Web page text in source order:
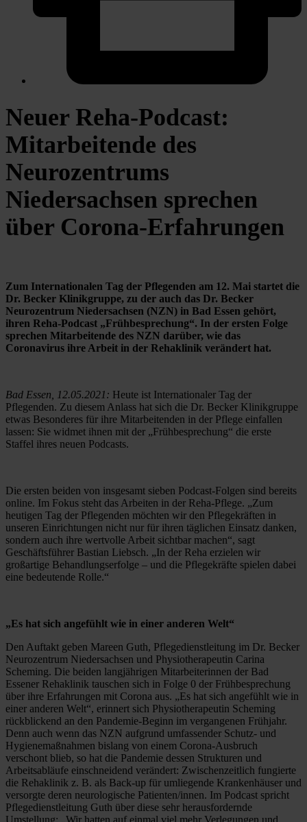
Neuer Reha-Podcast:
Mitarbeitende des
Neurozentrums
Niedersachsen sprechen
über Corona-Erfahrungen
Zum Internationalen Tag der Pflegenden am 12. Mai startet die
Dr. Becker Klinikgruppe, zu der auch das Dr. Becker
Neurozentrum Niedersachsen (NZN) in Bad Essen gehört,
ihren Reha-Podcast „Frühbesprechung“. In der ersten Folge
sprechen Mitarbeitende des NZN darüber, wie das
Coronavirus ihre Arbeit in der Rehaklinik verändert hat.
Bad Essen, 12.05.2021: Heute ist Internationaler Tag der
Pflegenden. Zu diesem Anlass hat sich die Dr. Becker Klinikgruppe
etwas Besonderes für ihre Mitarbeitenden in der Pflege einfallen
lassen: Sie widmet ihnen mit der „Frühbesprechung“ die erste
Staffel ihres neuen Podcasts.
Die ersten beiden von insgesamt sieben Podcast-Folgen sind bereits
online. Im Fokus steht das Arbeiten in der Reha-Pflege. „Zum
heutigen Tag der Pflegenden möchten wir den Pflegekräften in
unseren Einrichtungen nicht nur für ihren täglichen Einsatz danken,
sondern auch ihre wertvolle Arbeit sichtbar machen“, sagt
Geschäftsführer Bastian Liebsch. „In der Reha erzielen wir
großartige Behandlungserfolge – und die Pflegekräfte spielen dabei
eine bedeutende Rolle.“
„Es hat sich angefühlt wie in einer anderen Welt“
Den Auftakt geben Mareen Guth, Pflegedienstleitung im Dr. Becker
Neurozentrum Niedersachsen und Physiotherapeutin Carina
Scheming. Die beiden langjährigen Mitarbeiterinnen der Bad
Essener Rehaklinik tauschen sich in Folge 0 der Frühbesprechung
über ihre Erfahrungen mit Corona aus. „Es hat sich angefühlt wie in
einer anderen Welt“, erinnert sich Physiotherapeutin Scheming
rückblickend an den Pandemie-Beginn im vergangenen Frühjahr.
Denn auch wenn das NZN aufgrund umfassender Schutz- und
Hygienemaßnahmen bislang von einem Corona-Ausbruch
verschont blieb, so hat die Pandemie dessen Strukturen und
Arbeitsabläufe einschneidend verändert: Zwischenzeitlich fungierte
die Rehaklinik z. B. als Back-up für umliegende Krankenhäuser und
versorgte deren neurologische Patienten/innen. Im Podcast spricht
Pflegedienstleitung Guth über diese sehr herausfordernde
Umstellung: „Wir hatten auf einmal viel mehr Verlegungen und